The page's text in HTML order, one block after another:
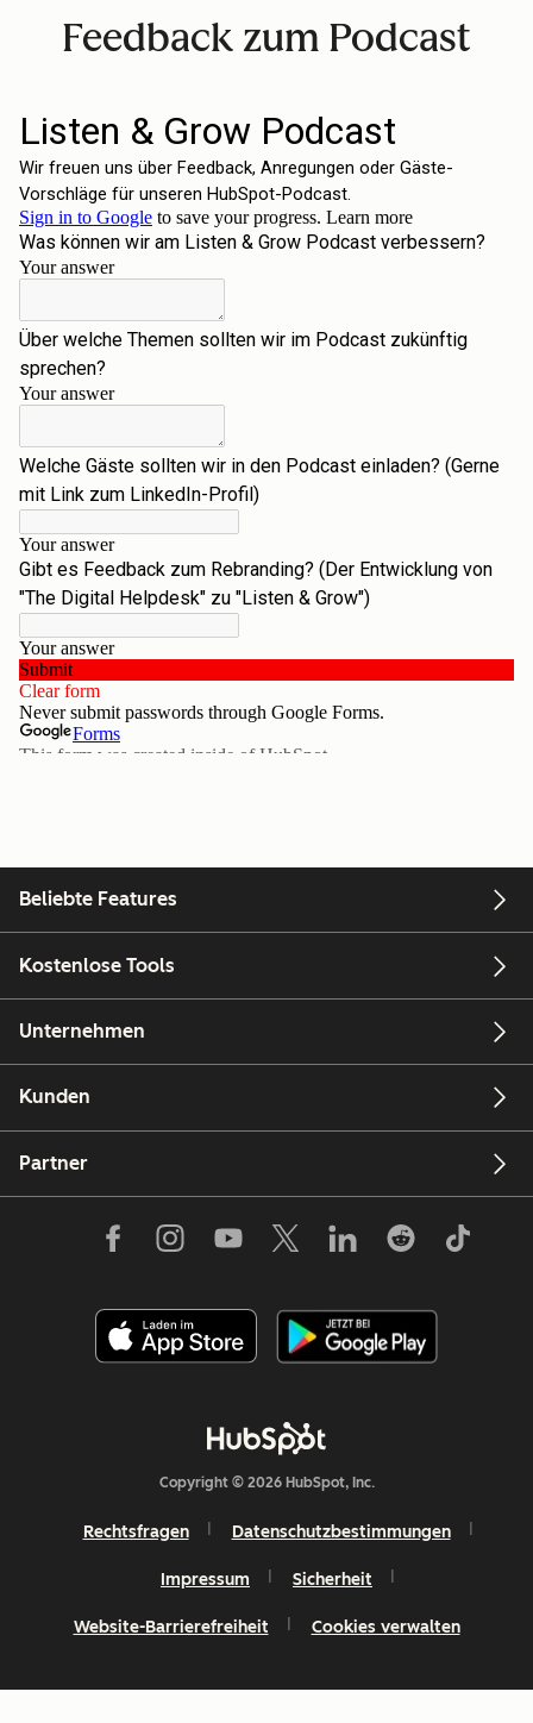
Feedback zum Podcast
Beliebte Features
Kostenlose Tools
Unternehmen
Kunden
Partner
Copyright © 2026 HubSpot, Inc.
Rechtsfragen Datenschutzbestimmungen
Impressum Sicherheit
Website-Barrierefreiheit Cookies verwalten